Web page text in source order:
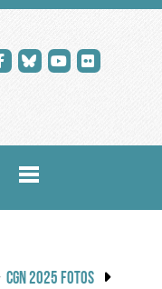
CGN 2025 FOTOS